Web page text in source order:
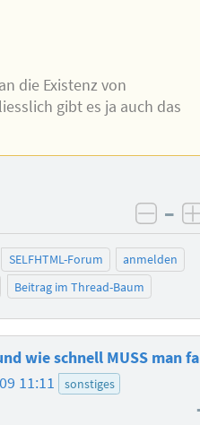
die Existenz von
gibt es ja auch das
–
SELFHTML-Forum
anmelden
Beitrag im Thread-Baum
wie schnell MUSS man
11:11 sonstiges